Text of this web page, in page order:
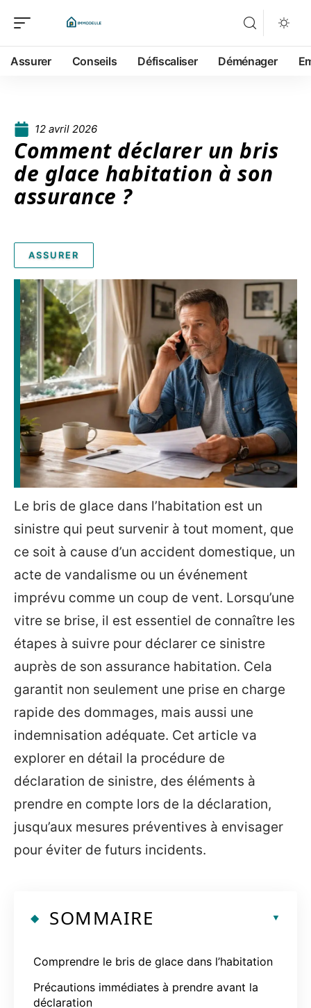
Assurer Conseils Défiscaliser Déménager
12 avril 2026
Comment déclarer un bris
de glace habitation à son
assurance ?
ASSURER
Le bris de glace dans l’habitation est un
sinistre qui peut survenir à tout moment, que
ce soit à cause d’un accident domestique, un
acte de vandalisme ou un événement
imprévu comme un coup de vent. Lorsqu’une
vitre se brise, il est essentiel de connaître les
étapes à suivre pour déclarer ce sinistre
auprès de son assurance habitation. Cela
garantit non seulement une prise en charge
rapide des dommages, mais aussi une
indemnisation adéquate. Cet article va
explorer en détail la procédure de
déclaration de sinistre, des éléments à
prendre en compte lors de la déclaration,
jusqu’aux mesures préventives à envisager
pour éviter de futurs incidents.
SOMMAIRE
Comprendre le bris de glace dans l’habitation
Précautions immédiates à prendre avant la
déclaration